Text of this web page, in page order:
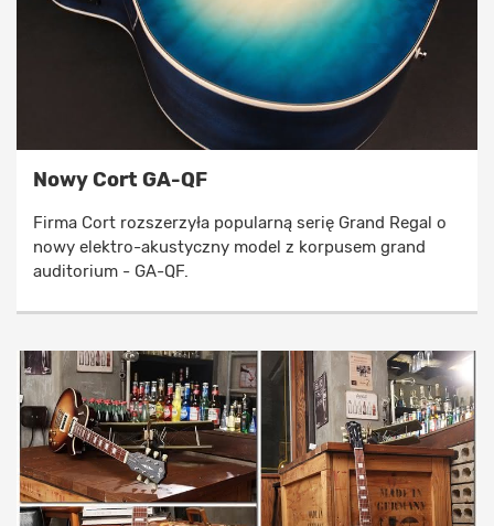
Nowy Cort GA-QF
Firma Cort rozszerzyła popularną serię Grand Regal o
nowy elektro-akustyczny model z korpusem grand
auditorium - GA-QF.